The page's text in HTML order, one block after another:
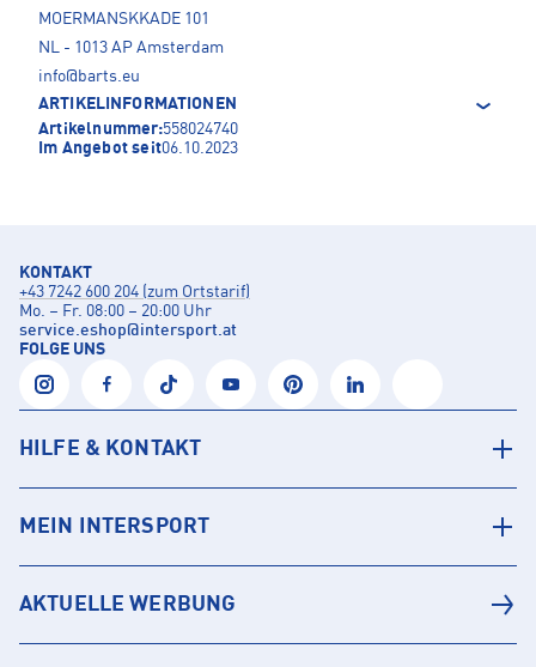
MOERMANSKKADE 101
NL - 1013 AP Amsterdam
info@barts.eu
ARTIKELINFORMATIONEN
Artikelnummer:558024740
Im Angebot seit06.10.2023
KONTAKT
+43 7242 600 204 (zum Ortstarif)
Mo. – Fr. 08:00 – 20:00 Uhr
service.eshop@intersport.at
FOLGE UNS
HILFE & KONTAKT
MEIN INTERSPORT
AKTUELLE WERBUNG